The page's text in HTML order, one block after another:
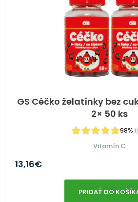
GS Céčko želatínky bez
2× 50 ks
98%
Vitamín C
13,16€
PRIDAŤ DO